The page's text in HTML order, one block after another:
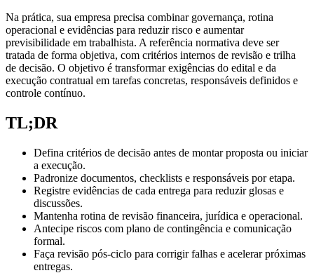
Na prática, sua empresa precisa combinar governança, rotina
operacional e evidências para reduzir risco e aumentar
previsibilidade em trabalhista. A referência normativa deve ser
tratada de forma objetiva, com critérios internos de revisão e trilha
de decisão. O objetivo é transformar exigências do edital e da
execução contratual em tarefas concretas, responsáveis definidos e
controle contínuo.
TL;DR
Defina critérios de decisão antes de montar proposta ou iniciar
a execução.
Padronize documentos, checklists e responsáveis por etapa.
Registre evidências de cada entrega para reduzir glosas e
discussões.
Mantenha rotina de revisão financeira, jurídica e operacional.
Antecipe riscos com plano de contingência e comunicação
formal.
Faça revisão pós-ciclo para corrigir falhas e acelerar próximas
entregas.